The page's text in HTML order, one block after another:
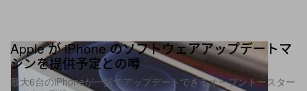
Apple が iPhone のソフトウェアアップデートマ
シンを提供予定との噂
最大6台のiPhoneが一括でアップデートできるオーブントースター